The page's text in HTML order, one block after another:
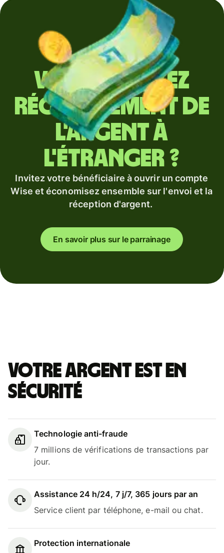
Vous envoyez
régulièrement de
l'argent à
l'étranger ?
Invitez votre bénéficiaire à ouvrir un compte
Wise et économisez ensemble sur l'envoi et la
réception d'argent.
En savoir plus sur le parrainage
Votre argent est en
sécurité
Technologie anti-fraude
7 millions de vérifications de transactions par
jour.
Assistance 24 h/24, 7 j/7, 365 jours par an
Service client par téléphone, e-mail ou chat.
Protection internationale